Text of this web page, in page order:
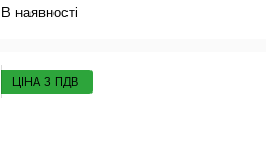
В наявності
ЦІНА З ПДВ